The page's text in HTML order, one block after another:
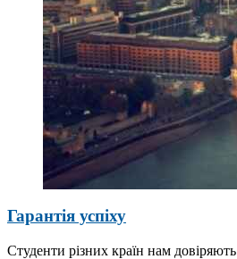
Гарантія успіху
Студенти різних країн нам довіряють